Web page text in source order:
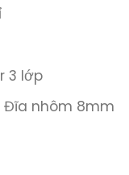
3 lớp
Đĩa nhôm 8mm